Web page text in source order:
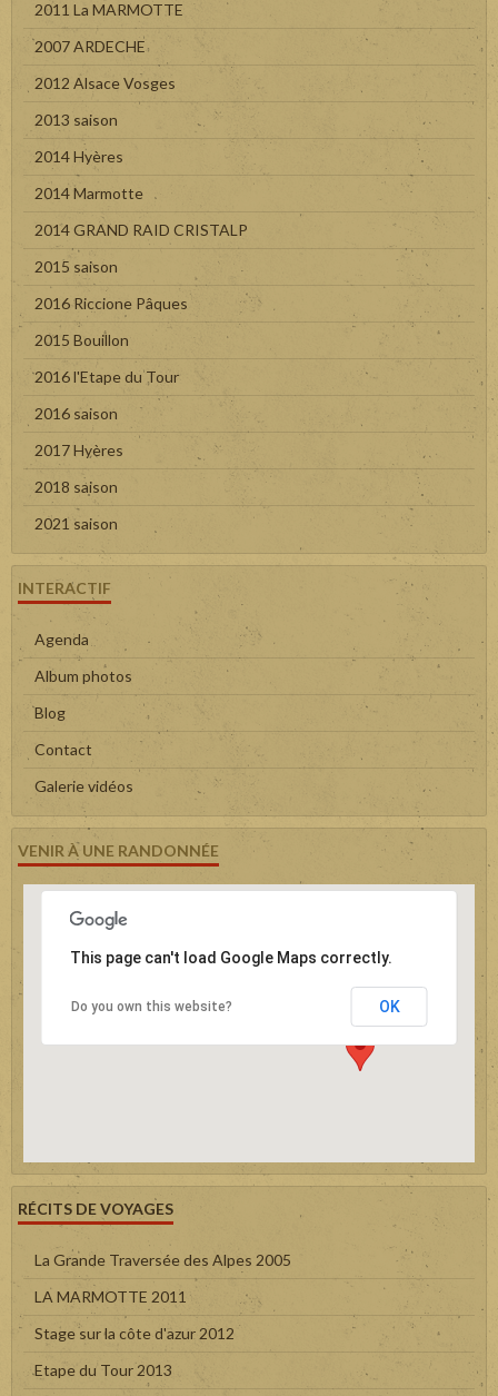
2011 La MARMOTTE
2007 ARDECHE
2012 Alsace Vosges
2013 saison
2014 Hyères
2014 Marmotte
2014 GRAND RAID CRISTALP
2015 saison
2016 Riccione Pâques
2015 Bouillon
2016 l'Etape du Tour
2016 saison
2017 Hyères
2018 saison
2021 saison
INTERACTIF
Agenda
Album photos
Blog
Contact
Galerie vidéos
VENIR À UNE RANDONNÉE
This page can't load Google Maps correctly.
Do you own this website? OK
RÉCITS DE VOYAGES
La Grande Traversée des Alpes 2005
LA MARMOTTE 2011
Stage sur la côte d'azur 2012
Etape du Tour 2013